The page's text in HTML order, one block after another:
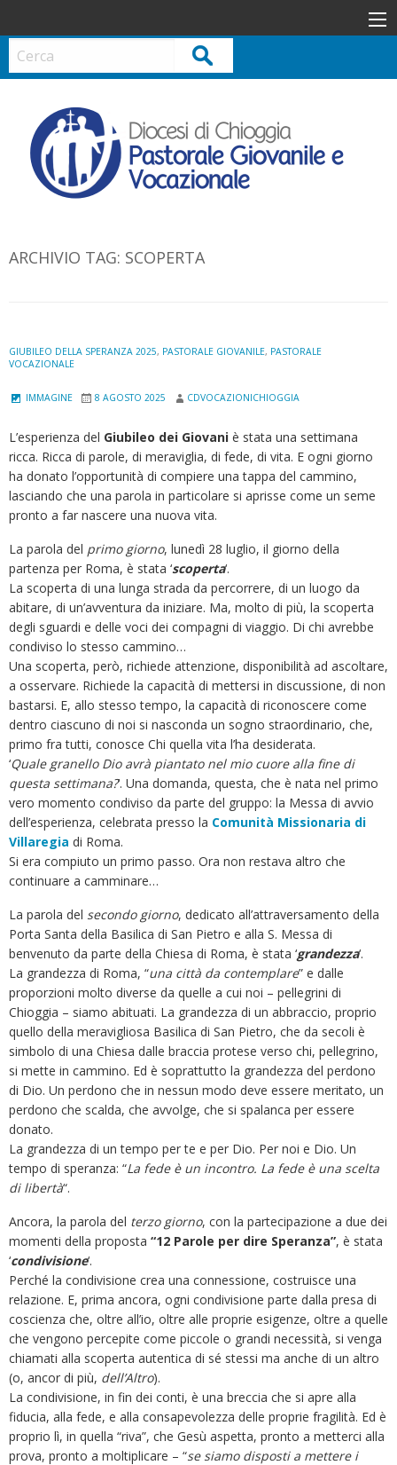
k
p
Cerca
ARCHIVIO TAG: SCOPERTA
GIUBILEO DELLA SPERANZA 2025, PASTORALE GIOVANILE, PASTORALE
VOCAZIONALE
IMMAGINE 8 AGOSTO 2025 CDVOCAZIONICHIOGGIA
L’esperienza del Giubileo dei Giovani è stata una settimana
ricca. Ricca di parole, di meraviglia, di fede, di vita. E ogni giorno
ha donato l’opportunità di compiere una tappa del cammino,
lasciando che una parola in particolare si aprisse come un seme
pronto a far nascere una nuova vita.
La parola del primo giorno, lunedì 28 luglio, il giorno della
partenza per Roma, è stata ‘scoperta‘.
La scoperta di una lunga strada da percorrere, di un luogo da
abitare, di un’avventura da iniziare. Ma, molto di più, la scoperta
degli sguardi e delle voci dei compagni di viaggio. Di chi avrebbe
condiviso lo stesso cammino…
Una scoperta, però, richiede attenzione, disponibilità ad ascoltare,
a osservare. Richiede la capacità di mettersi in discussione, di non
bastarsi. E, allo stesso tempo, la capacità di riconoscere come
dentro ciascuno di noi si nasconda un sogno straordinario, che,
primo fra tutti, conosce Chi quella vita l’ha desiderata.
‘Quale granello Dio avrà piantato nel mio cuore alla fine di
questa settimana?‘. Una domanda, questa, che è nata nel primo
vero momento condiviso da parte del gruppo: la Messa di avvio
dell’esperienza, celebrata presso la Comunità Missionaria di
Villaregia di Roma.
Si era compiuto un primo passo. Ora non restava altro che
continuare a camminare…
La parola del secondo giorno, dedicato all’attraversamento della
Porta Santa della Basilica di San Pietro e alla S. Messa di
benvenuto da parte della Chiesa di Roma, è stata ‘grandezza‘.
La grandezza di Roma, “una città da contemplare” e dalle
proporzioni molto diverse da quelle a cui noi – pellegrini di
Chioggia – siamo abituati. La grandezza di un abbraccio, proprio
quello della meravigliosa Basilica di San Pietro, che da secoli è
simbolo di una Chiesa dalle braccia protese verso chi, pellegrino,
si mette in cammino. Ed è soprattutto la grandezza del perdono
di Dio. Un perdono che in nessun modo deve essere meritato, un
perdono che scalda, che avvolge, che si spalanca per essere
donato.
La grandezza di un tempo per te e per Dio. Per noi e Dio. Un
tempo di speranza: “La fede è un incontro. La fede è una scelta
di libertà“.
Ancora, la parola del terzo giorno, con la partecipazione a due dei
momenti della proposta “12 Parole per dire Speranza”, è stata
‘condivisione‘.
Perché la condivisione crea una connessione, costruisce una
relazione. E, prima ancora, ogni condivisione parte dalla presa di
coscienza che, oltre all’io, oltre alle proprie esigenze, oltre a quelle
che vengono percepite come piccole o grandi necessità, si venga
chiamati alla scoperta autentica di sé stessi ma anche di un altro
(o, ancor di più, dell’Altro).
La condivisione, in fin dei conti, è una breccia che si apre alla
fiducia, alla fede, e alla consapevolezza delle proprie fragilità. Ed è
proprio lì, in quella “riva”, che Gesù aspetta, pronto a metterci alla
prova, pronto a moltiplicare – “se siamo disposti a mettere i